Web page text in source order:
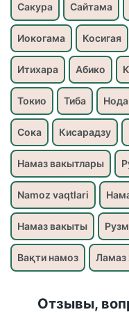
Сакура Сайтама
Иокогама Косигая
Итихара Абико
Токио Тиба Нода
Сока Кисарадзу
Намаз вакытлары
Namoz vaqtlari
Намаз вакыты
Вақти намоз Ламаз
Отзывы,